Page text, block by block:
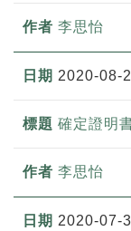
李思怡
2020-08-
確定證明
李思怡
2020-07-